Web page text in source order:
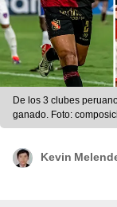
De los 3 clubes
ganado. Foto:
Foto: composición de
Kevin